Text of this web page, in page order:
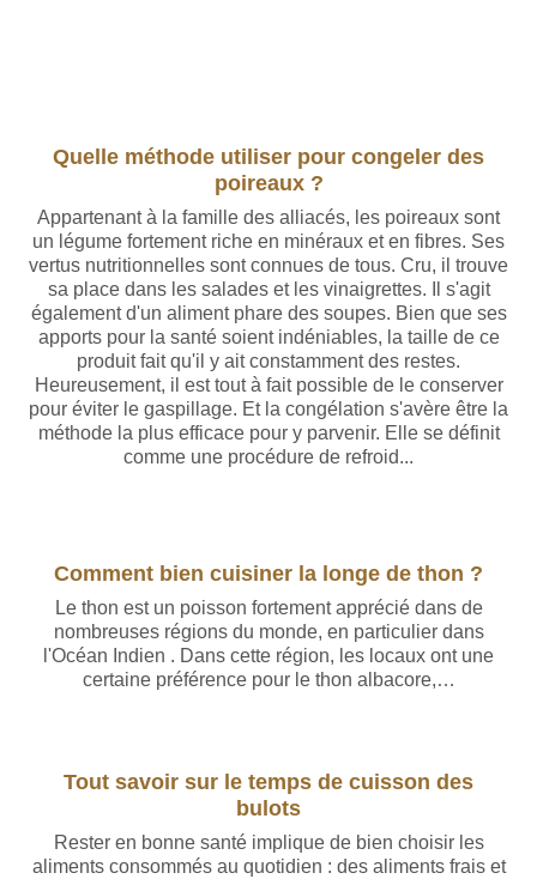
Quelle méthode utiliser pour congeler des
poireaux ?
Appartenant à la famille des alliacés, les poireaux sont
un légume fortement riche en minéraux et en fibres. Ses
vertus nutritionnelles sont connues de tous. Cru, il trouve
sa place dans les salades et les vinaigrettes. Il s'agit
également d'un aliment phare des soupes. Bien que ses
apports pour la santé soient indéniables, la taille de ce
produit fait qu'il y ait constamment des restes.
Heureusement, il est tout à fait possible de le conserver
pour éviter le gaspillage. Et la congélation s'avère être la
méthode la plus efficace pour y parvenir. Elle se définit
comme une procédure de refroid...
Comment bien cuisiner la longe de thon ?
Le thon est un poisson fortement apprécié dans de
nombreuses régions du monde, en particulier dans
l'Océan Indien . Dans cette région, les locaux ont une
certaine préférence pour le thon albacore,…
Tout savoir sur le temps de cuisson des
bulots
Rester en bonne santé implique de bien choisir les
aliments consommés au quotidien : des aliments frais et